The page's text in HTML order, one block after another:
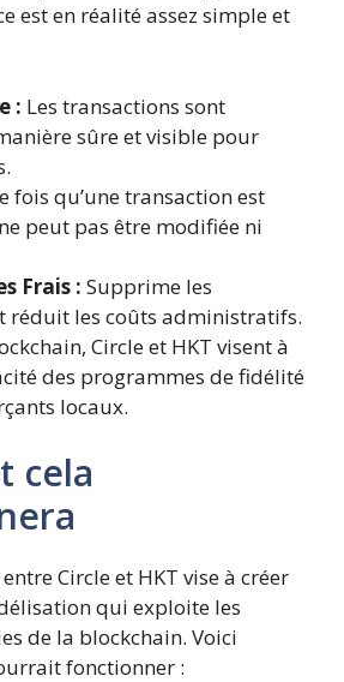
est en réalité assez simple et
: Les transactions sont
sûre et visible pour
fois qu’une transaction est
peut pas être modifiée ni
Frais : Supprime les
réduit les coûts administratifs.
Circle et HKT visent à
des programmes de fidélité
locaux.
cela
Circle et HKT vise à créer
qui exploite les
de la blockchain. Voici
fonctionner :